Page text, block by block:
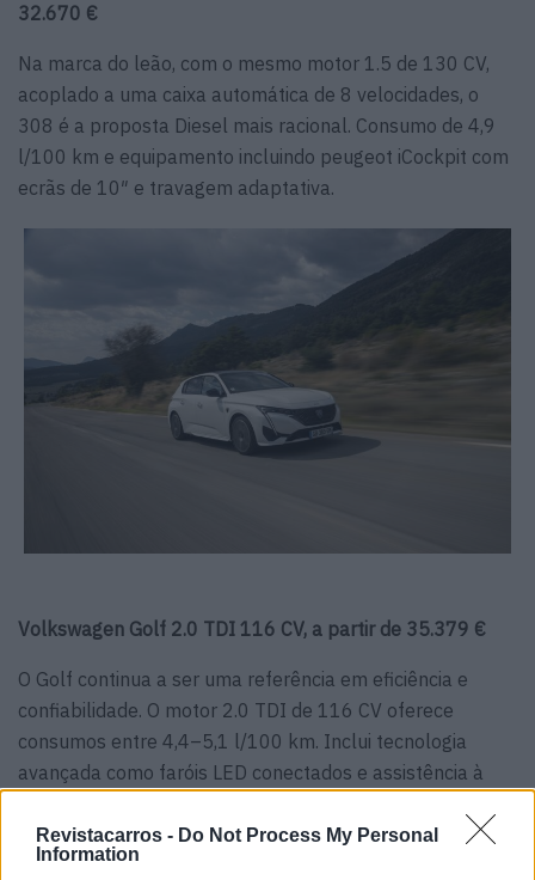
Revistacarros - Do Not Process My Personal
Information
32.670 €
Na marca do leão, com o mesmo motor 1.5 de 130 CV,
acoplado a uma caixa automática de 8 velocidades, o
308 é a proposta Diesel mais racional. Consumo de 4,9
l/100 km e equipamento incluindo peugeot iCockpit com
ecrãs de 10″ e travagem adaptativa.
Volkswagen Golf 2.0 TDI 116 CV, a partir de 35.379 €
O Golf continua a ser uma referência em eficiência e
confiabilidade. O motor 2.0 TDI de 116 CV oferece
consumos entre 4,4–5,1 l/100 km. Inclui tecnologia
avançada como faróis LED conectados e assistência à